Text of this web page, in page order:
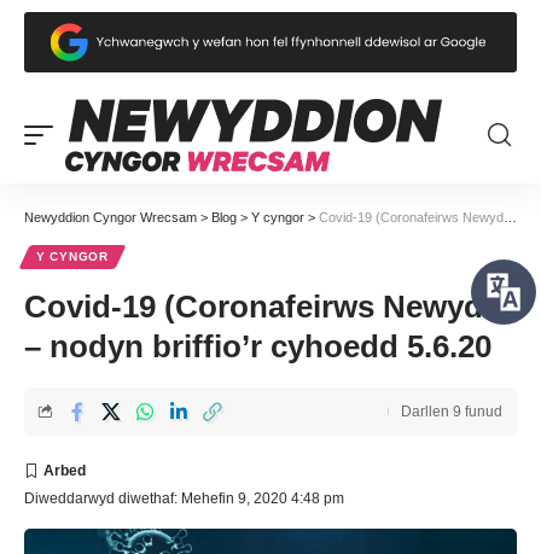
Newyddion Cyngor Wrecsam > Blog > Y cyngor > Covid-19 (Coronafeirws Newydd) – nodyn briffio’r cyhoedd 5.6.20
Y CYNGOR
Covid-19 (Coronafeirws Newydd)
– nodyn briffio’r cyhoedd 5.6.20
Diweddarwyd diwethaf: Mehefin 9, 2020 4:48 pm
Darllen 9 funud